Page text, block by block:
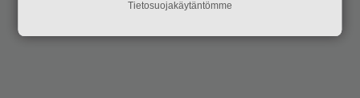
Tietosuojakäytäntömme